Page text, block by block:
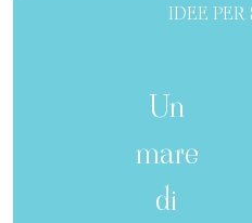
IDEE PER
Un
mare
di